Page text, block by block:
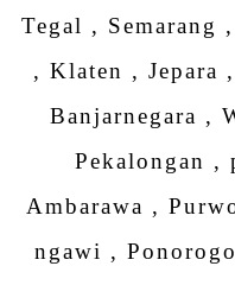
Tegal , Semarang
, Klaten , Jepara
Banjarnegara ,
Pekalongan ,
Ambarawa ,
ngawi ,